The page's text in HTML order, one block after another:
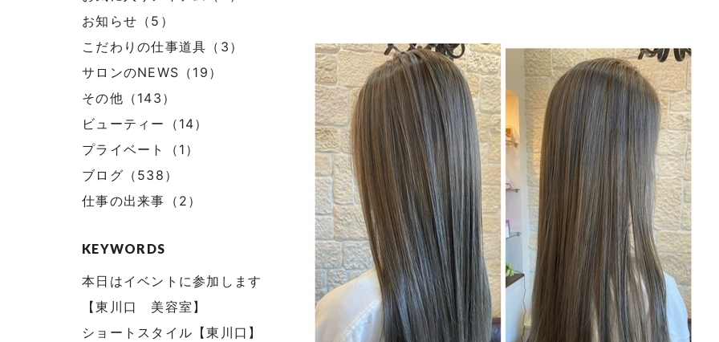
お知らせ（5）
こだわりの仕事道具（3）
サロンのNEWS（19）
その他（143）
ビューティー（14）
プライベート（1）
ブログ（538）
仕事の出来事（2）
KEYWORDS
本日はイベントに参加します
【東川口 美容室】
ショートスタイル【東川口】